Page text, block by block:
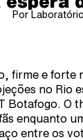
Por
firme e forte
no Rio
Botafogo. O
enquanto
entre os